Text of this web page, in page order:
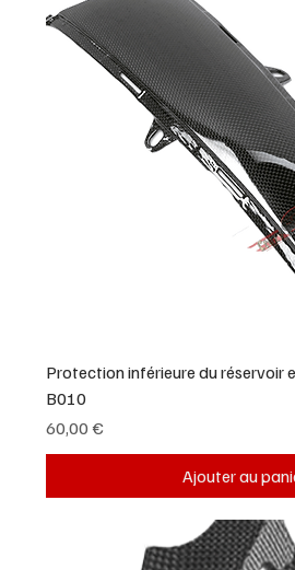
Protection inférieure du réservoir
B010
Prix
60,00 €
Ajouter au